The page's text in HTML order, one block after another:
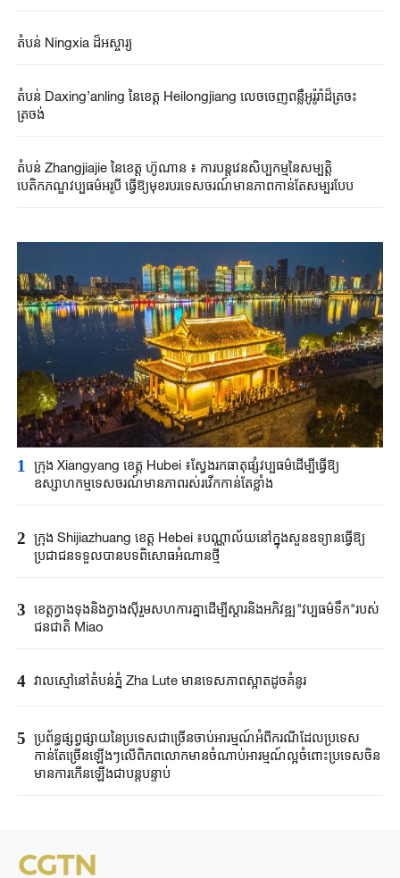
តំបន់ Ningxia ដ៏អស្ចារ្យ
តំបន់ Daxing’anling​​ នៃខេត្ត Heilongjiang​ លេចចេញពន្លឺអូរ៉ូរ៉ាដ៏ត្រចះ
ត្រចង់
តំបន់ Zhangjiajie នៃខេត្ត ហ៊ូណាន ៖ ការបន្តវេនសិប្បកម្មនៃសម្បតិ្ត
បេតិកភណ្ឌវប្បធម៌អរូបី ធ្វើឱ្យមុខរបរទេសចរណ៍មានភាពកាន់តែសម្បូរបែប
1 ក្រុង Xiangyang ខេត្ត Hubei ៖ស្វែងរកធាតុផ្សំវប្បធម៌ដើម្បីធ្វើឱ្យ
ឧស្សាហកម្មទេសចរណ៍មានភាពរស់រវើកកាន់តែខ្លាំង
2 ក្រុង Shijiazhuang ខេត្ត Hebei ៖បណ្ណាល័យនៅក្នុងសួនឧទ្យានធ្វើឱ្យ
ប្រជាជនទទួលបានបទពិសោធអំណានថ្មី
3 ខេត្តក្វាងទុងនិងក្វាងស៊ីរួមសហការគ្នាដើម្បីស្តារនិងអភិវឌ្ឍ"វប្បធម៌ទឹក"របស់
ជនជាតិ Miao
4 វាលស្មៅនៅតំបន់ភ្នំ Zha Lute មានទេសភាពស្អាតដូចគំនូរ
5 ប្រព័ន្ធផ្សព្វផ្សាយនៃប្រទេសជាច្រើនចាប់អារម្មណ៍អំពីករណីដែលប្រទេស
កាន់តែច្រើនឡើងៗលើពិភពលោកមានចំណាប់អារម្មណ៍ល្អចំពោះប្រទេសចិន
មានការកើនឡើងជាបន្តបន្ទាប់